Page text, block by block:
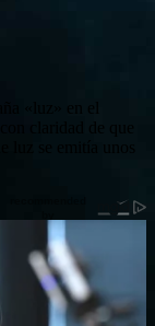
«luz» en el
claridad de que
luz se emitía unos